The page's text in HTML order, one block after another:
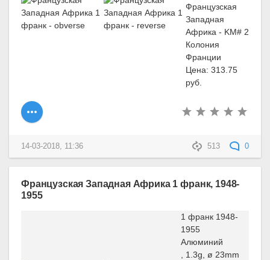
Французская
Западная
Африка - KM# 2
Колония
Франции
Цена: 313.75
руб.
513 0
14-03-2018, 11:36
Французская Западная Африка 1 франк, 1948-
1955
1 франк 1948-
1955
Алюминий
, 1.3g, ø 23mm